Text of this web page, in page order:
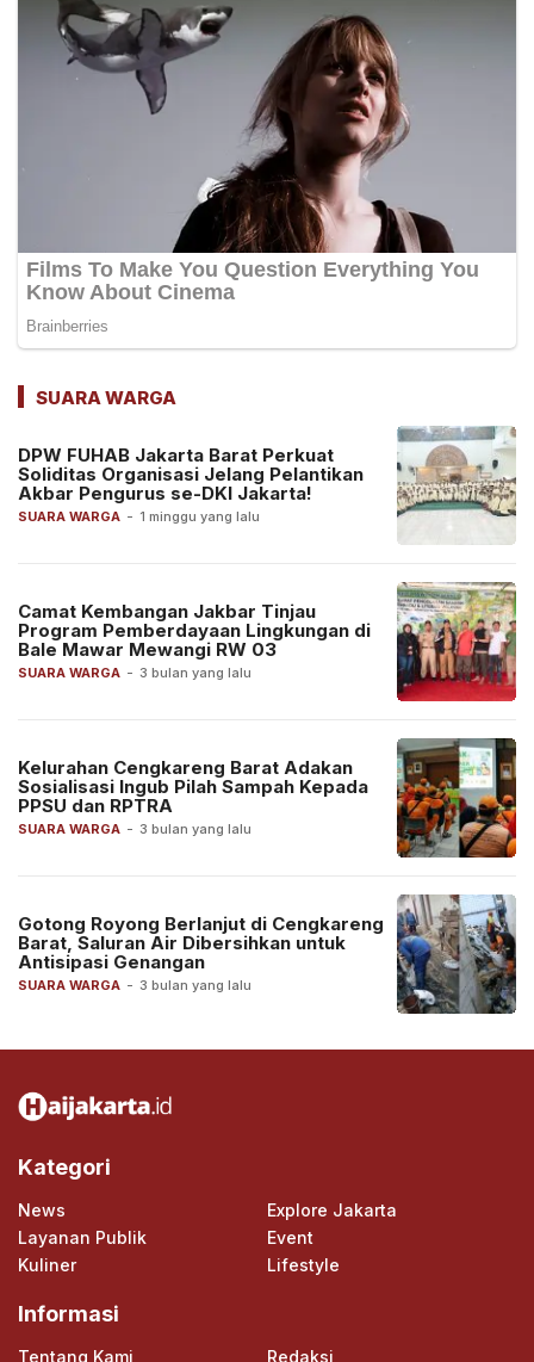
SUARA WARGA
SUARA WARGA - 1 minggu yang lalu
DPW FUHAB Jakarta Barat Perkuat
Soliditas Organisasi Jelang Pelantikan
Akbar Pengurus se-DKI Jakarta!
SUARA WARGA - 3 bulan yang lalu
Camat Kembangan Jakbar Tinjau
Program Pemberdayaan Lingkungan di
Bale Mawar Mewangi RW 03
SUARA WARGA - 3 bulan yang lalu
Kelurahan Cengkareng Barat Adakan
Sosialisasi Ingub Pilah Sampah Kepada
PPSU dan RPTRA
SUARA WARGA - 3 bulan yang lalu
Gotong Royong Berlanjut di Cengkareng
Barat, Saluran Air Dibersihkan untuk
Antisipasi Genangan
Kategori
News
Explore Jakarta
Layanan Publik
Event
Kuliner
Lifestyle
Informasi
Tentang Kami Redaksi